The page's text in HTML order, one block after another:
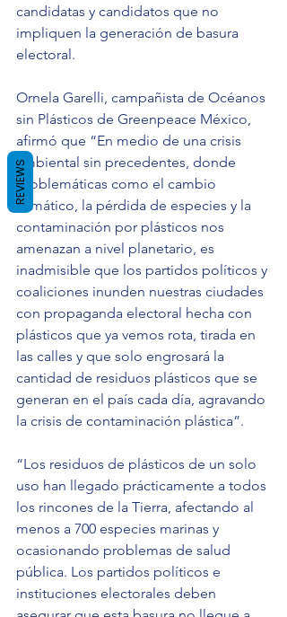
candidatas y candidatos que no
impliquen la generación de basura
electoral.
Ornela Garelli, campañista de Océanos
sin Plásticos de Greenpeace México,
afirmó que “En medio de una crisis
ambiental sin precedentes, donde
problemáticas como el cambio
climático, la pérdida de especies y la
contaminación por plásticos nos
amenazan a nivel planetario, es
inadmisible que los partidos políticos y
coaliciones inunden nuestras ciudades
con propaganda electoral hecha con
plásticos que ya vemos rota, tirada en
las calles y que solo engrosará la
cantidad de residuos plásticos que se
generan en el país cada día, agravando
la crisis de contaminación plástica”.
“Los residuos de plásticos de un solo
uso han llegado prácticamente a todos
los rincones de la Tierra, afectando al
menos a 700 especies marinas y
ocasionando problemas de salud
pública. Los partidos políticos e
instituciones electorales deben
REVIEWS